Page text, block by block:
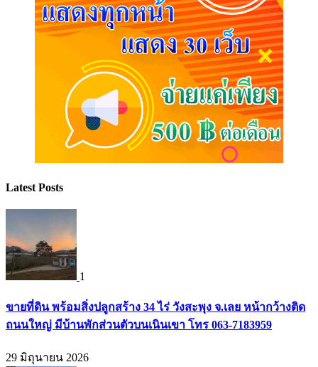
Latest Posts
1
ขายที่ดิน พร้อมสิ่งปลูกสร้าง 34 ไร่ วังสะพุง จ.เลย หน้ากว้างติด
ถนนใหญ่ มีบ้านพักส่วนตัวบนเนินเขา โทร 063-7183959
29 มิถุนายน 2026